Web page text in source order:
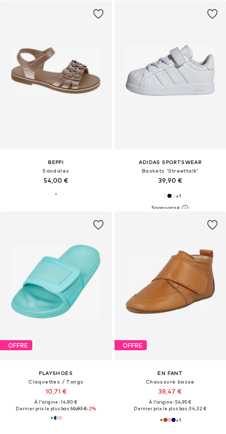
BEPPI
Sandales
54,00 €
ADIDAS SPORTSWEAR
Baskets 'Streettalk'
39,90 €
+1
OFFRE
PLAYSHOES
Claquettes / Tongs
10,71 €
À l'origine : 14,90 €
Dernier prix le plus bas :10,97 €-2%
OFFRE
EN FANT
Chaussure basse
38,47 €
À l'origine : 54,95 €
Dernier prix le plus bas :34,32 €
+1